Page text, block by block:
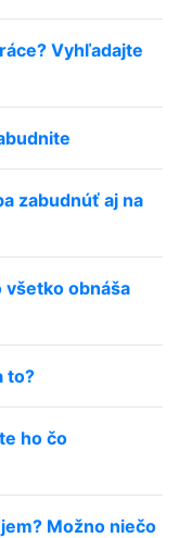
Vyhľadajte
zabudnúť aj na
všetko obnáša
to?
ho čo
Možno niečo